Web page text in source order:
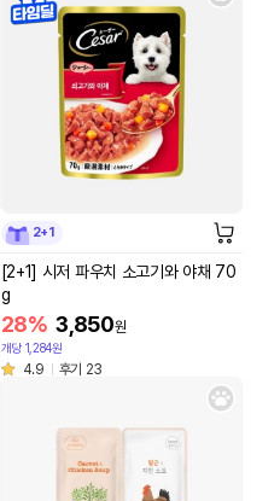
2+1
[2+1] 시저 파우치 소고기와 야채 70
g
28% 3,850원
개당 1,284원
4.9 후기 23